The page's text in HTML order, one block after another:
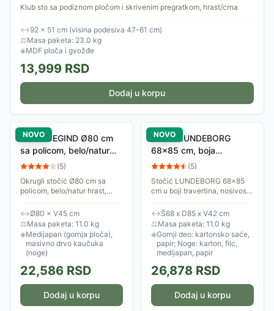
Klub sto sa podiznom pločom i skrivenim pregratkom, hrast/crna
↔92 × 51 cm (visina podesiva 47-61 cm)
⚖Masa paketa: 23.0 kg
◈MDF ploča i gvožđe
13,999 RSD
Dodaj u korpu
NOVO
Stočić JEGIND Ø80 cm
sa policom, belo/natur
hrast
(5)
Okrugli stočić Ø80 cm sa
policom, belo/natur hrast,
↔Ø80 × V45 cm
⚖Masa paketa: 11.0 kg
◈Medijapan (gornja ploča),
masivno drvo kaučuka
(noge)
22,586 RSD
Dodaj u korpu
NOVO
Stočić LUNDEBORG
68x85 cm, boja
travertina(5)
Stočić LUNDEBORG 68x85
cm u boji travertina, nosivost
↔Š68 x D85 x V42 cm
⚖Masa paketa: 11.0 kg
◈Gornji deo: kartonsko saće,
papir; Noge: karton, filc,
medijapan, papir
26,878 RSD
Dodaj u korpu